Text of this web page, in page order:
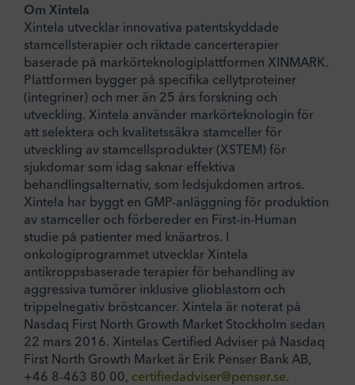
Om Xintela
Xintela utvecklar innovativa patentskyddade
stamcellsterapier och riktade cancerterapier
baserade på markörteknologiplattformen XINMARK.
Plattformen bygger på specifika cellytproteiner
(integriner) och mer än 25 års forskning och
utveckling. Xintela använder markörteknologin för
att selektera och kvalitetssäkra stamceller för
utveckling av stamcellsprodukter (XSTEM) för
sjukdomar som idag saknar effektiva
behandlingsalternativ, som ledsjukdomen artros.
Xintela har byggt en GMP-anläggning för produktion
av stamceller och förbereder en First-in-Human
studie på patienter med knäartros. I
onkologiprogrammet utvecklar Xintela
antikroppsbaserade terapier för behandling av
aggressiva tumörer inklusive glioblastom och
trippelnegativ bröstcancer. Xintela är noterat på
Nasdaq First North Growth Market Stockholm sedan
22 mars 2016. Xintelas Certified Adviser på Nasdaq
First North Growth Market är Erik Penser Bank AB,
+46 8-463 80 00, certifiedadviser@penser.se.